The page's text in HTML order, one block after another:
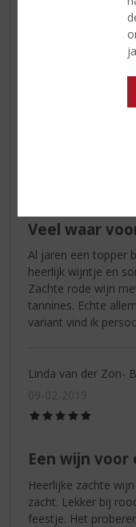
Een goede
Deze wijn is in
een topper voor
Veel waar
Al jaren een topper
heerlijk wijntje en
Zachte rode wijn
tannines. Echte
variant vind ik
Linda van der Zon-
09-02-2019
Een wijn
Heerlijke zachte
zacht. Lekker bij
feestje. Het